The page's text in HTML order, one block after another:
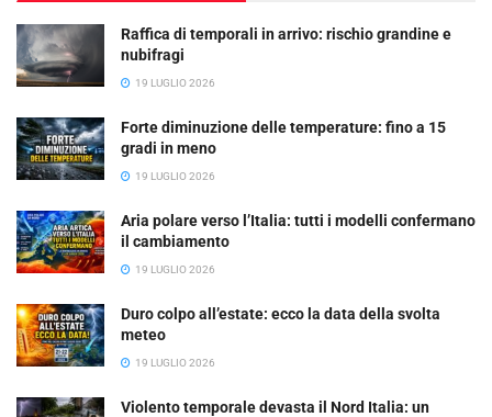
Raffica di temporali in arrivo: rischio grandine e
nubifragi
19 LUGLIO 2026
Forte diminuzione delle temperature: fino a 15
gradi in meno
19 LUGLIO 2026
Aria polare verso l’Italia: tutti i modelli confermano
il cambiamento
19 LUGLIO 2026
Duro colpo all’estate: ecco la data della svolta
meteo
19 LUGLIO 2026
Violento temporale devasta il Nord Italia: un